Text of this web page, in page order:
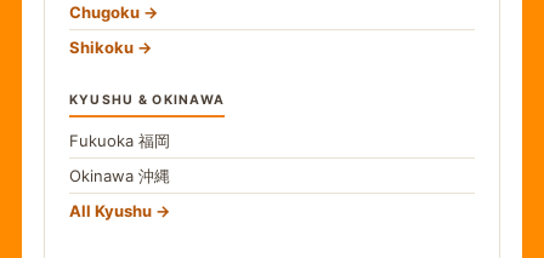
Chugoku
Shikoku
KYUSHU & OKINAWA
Fukuoka 福岡
Okinawa 沖縄
All Kyushu